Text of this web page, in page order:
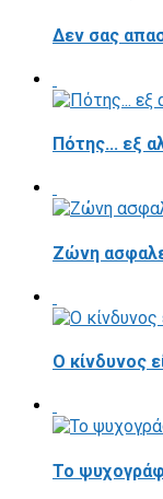
Δεν σας
Πότης... εξ
Ζώνη
Ο κίνδυνος
Το